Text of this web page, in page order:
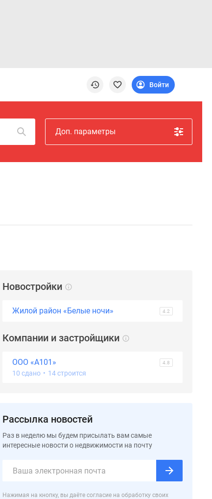
Войти
Доп. параметры
Новостройки
Жилой район «Белые ночи» 4.2
Компании и застройщики
ООО «А101» 4.8
10 сдано • 14 строится
Рассылка новостей
Раз в неделю мы будем присылать вам самые
интересные новости о недвижимости на почту
Нажимая на кнопку, вы даёте согласие на обработку своих